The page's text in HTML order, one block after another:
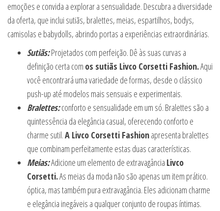
emoções e convida a explorar a sensualidade. Descubra a diversidade
da oferta, que inclui sutiãs, bralettes, meias, espartilhos, bodys,
camisolas e babydolls, abrindo portas a experiências extraordinárias.
Sutiãs:Projetados com perfeição. Dê às suas curvas a
definição certa com os sutiãs Livco Corsetti Fashion.Aqui
você encontrará uma variedade de formas, desde o clássico
push-up até modelos mais sensuais e experimentais.
Bralettes:conforto e sensualidade em um só. Bralettes são a
quintessência da elegância casual, oferecendo conforto e
charme sutil.A Livco Corsetti Fashionapresenta bralettes
que combinam perfeitamente estas duas características.
Meias:Adicione um elemento de extravagância Livco
Corsetti.As meias da moda não são apenas um item prático.
óptica, mas também pura extravagância. Eles adicionam charme
e elegância inegáveis a qualquer conjunto de roupas íntimas.